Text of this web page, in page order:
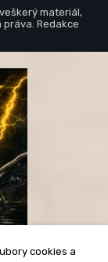
materiál,
Redakce
cookies a